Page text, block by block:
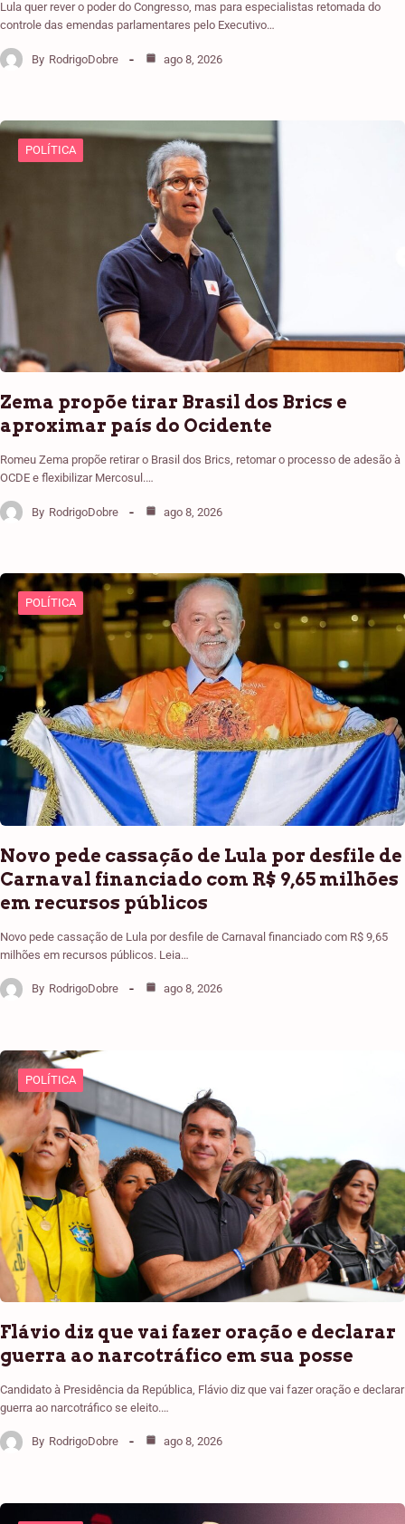
Lula quer rever o poder do Congresso, mas para especialistas retomada do
controle das emendas parlamentares pelo Executivo…
By RodrigoDobre ago 8, 2026
POLÍTICA
Zema propõe tirar Brasil dos Brics e
aproximar país do Ocidente
Romeu Zema propõe retirar o Brasil dos Brics, retomar o processo de adesão à
OCDE e flexibilizar Mercosul.…
By RodrigoDobre ago 8, 2026
POLÍTICA
Novo pede cassação de Lula por desfile de
Carnaval financiado com R$ 9,65 milhões
em recursos públicos
Novo pede cassação de Lula por desfile de Carnaval financiado com R$ 9,65
milhões em recursos públicos. Leia…
By RodrigoDobre ago 8, 2026
POLÍTICA
Flávio diz que vai fazer oração e declarar
guerra ao narcotráfico em sua posse
Candidato à Presidência da República, Flávio diz que vai fazer oração e declarar
guerra ao narcotráfico se eleito.…
By RodrigoDobre ago 8, 2026